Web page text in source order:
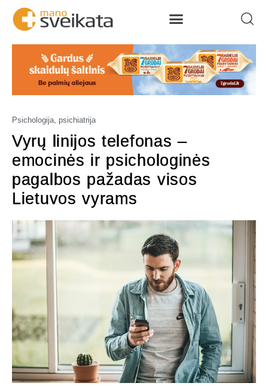
Psichologija, psichiatrija
Vyrų linijos telefonas –
emocinės ir psichologinės
pagalbos pažadas visos
Lietuvos vyrams